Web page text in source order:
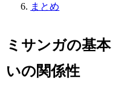
まとめ
ミサンガの基
いの関係性